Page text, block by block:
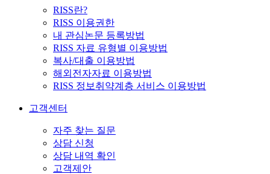
RISS란?
RISS 이용권한
내 관심논문 등록방법
RISS 자료 유형별 이용방법
복사/대출 이용방법
해외전자자료 이용방법
RISS 정보취약계층 서비스 이용방법
고객센터
자주 찾는 질문
상담 신청
상담 내역 확인
고객제안